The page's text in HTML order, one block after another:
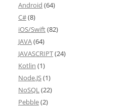
Android (64)
C#(8)
iOS/Swift(82)
JAVA(64)
JAVASCRIPT(24)
Kotlin (1)
Node.JS(1)
NoSQL(22)
Pebble(2)